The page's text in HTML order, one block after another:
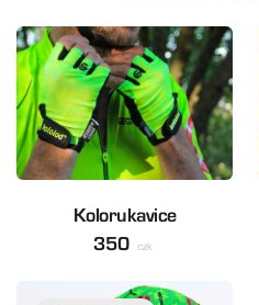
Kolorukavice
350 czk